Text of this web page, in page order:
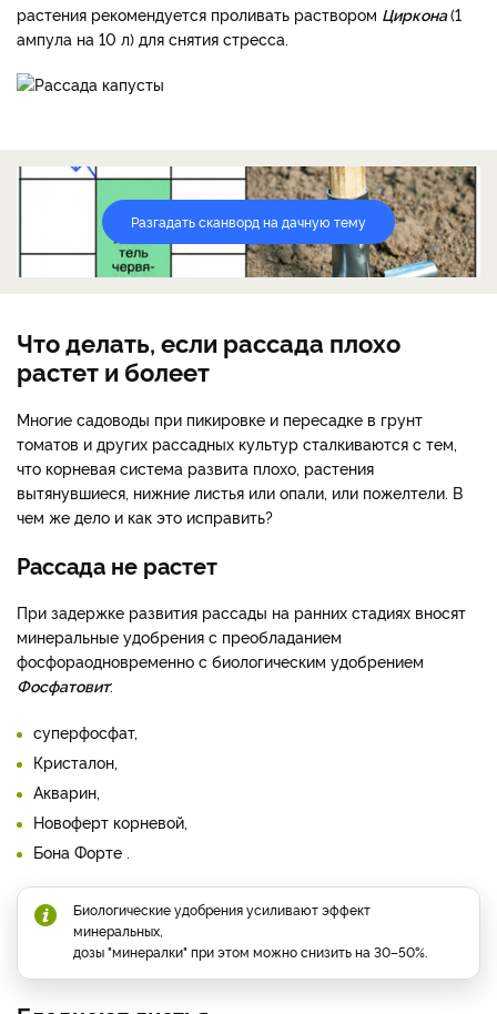
растения рекомендуется проливать раствором Циркона(1
ампула на 10 л) для снятия стресса.
Разгадать сканворд на дачную тему
Что делать, если рассада плохо
растет и болеет
Многие садоводы при пикировке и пересадке в грунт
томатов и других рассадных культур сталкиваются с тем,
что корневая система развита плохо, растения
вытянувшиеся, нижние листья или опали, или пожелтели. В
чем же дело и как это исправить?
Рассада не растет
При задержке развития рассады на ранних стадиях вносят
минеральные удобрения с преобладанием
фосфораодновременно с биологическим удобрением
Фосфатовит:
суперфосфат,
Кристалон,
Акварин,
Новоферт корневой,
Бона Форте .
Биологические удобрения усиливают эффект
минеральных,
дозы "минералки" при этом можно снизить на 30–50%.